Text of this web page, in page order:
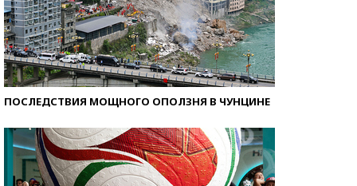
ПОСЛЕДСТВИЯ МОЩНОГО ОПОЛЗНЯ В ЧУНЦИНЕ